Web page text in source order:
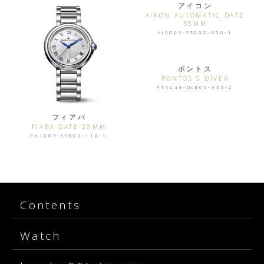
フィアバ
FIABA DATE 28MM
FA1003-SS002-110-1
アイコン
AIKON AUTOMATIC DATE
35MM
AI6006-SS002-450-1
ポントス
PONTOS S DIVER
PT6248-DLB00-330-2
Contents
Watch